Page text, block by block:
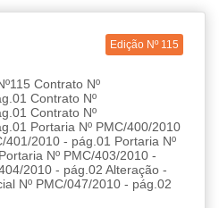
Edição Nº 115
Contrato Nº
Contrato Nº
Contrato Nº
Portaria Nº PMC/400/2010
401/2010 - pág.01 Portaria Nº
Nº PMC/403/2010 -
2010 - pág.02 Alteração -
Nº PMC/047/2010 - pág.02